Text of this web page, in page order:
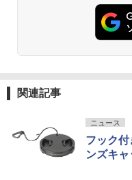
関連記事
ニュース
フック
ンズキャ